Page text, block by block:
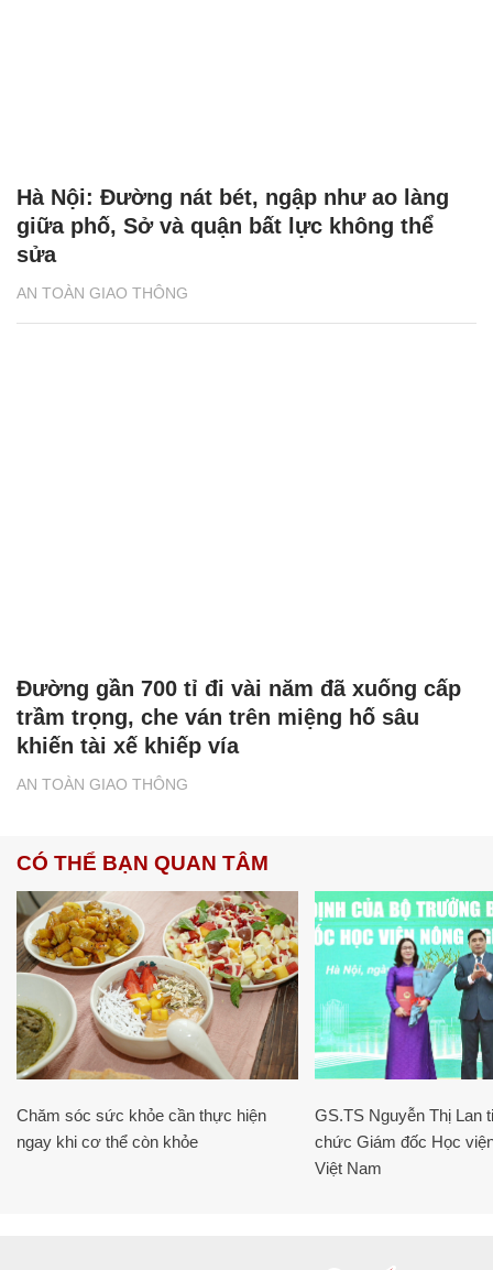
AN TOÀN GIAO THÔNG
Hà Nội: Đường nát bét, ngập như ao làng
giữa phố, Sở và quận bất lực không thể
sửa
AN TOÀN GIAO THÔNG
Đường gần 700 tỉ đi vài năm đã xuống cấp
trầm trọng, che ván trên miệng hố sâu
khiến tài xế khiếp vía
CÓ THỂ BẠN QUAN TÂM
Chăm sóc sức khỏe cần thực hiện
ngay khi cơ thể còn khỏe
GS.TS Nguyễn Thị Lan
chức Giám đốc Học
Việt Nam